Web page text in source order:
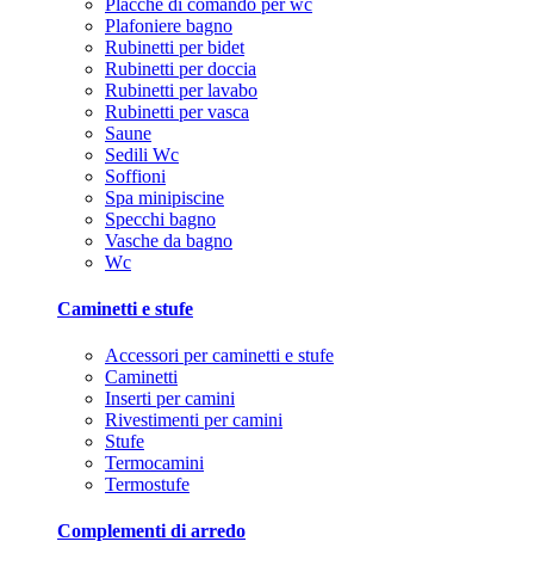
Plafoniere bagno
Rubinetti per bidet
Rubinetti per doccia
Rubinetti per lavabo
Rubinetti per vasca
Saune
Sedili Wc
Soffioni
Spa minipiscine
Specchi bagno
Vasche da bagno
Wc
Caminetti e stufe
Accessori per caminetti e stufe
Caminetti
Inserti per camini
Rivestimenti per camini
Stufe
Termocamini
Termostufe
Complementi di arredo